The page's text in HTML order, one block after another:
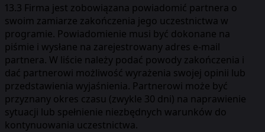
13.3 Firma jest zobowiązana powiadomić partnera o
swoim zamiarze zakończenia jego uczestnictwa w
programie. Powiadomienie musi być dokonane na
piśmie i wysłane na zarejestrowany adres e-mail
partnera. W liście należy podać powody zakończenia i
dać partnerowi możliwość wyrażenia swojej opinii lub
przedstawienia wyjaśnienia. Partnerowi może być
przyznany okres czasu (zwykle 30 dni) na naprawienie
sytuacji lub spełnienie niezbędnych warunków do
kontynuowania uczestnictwa.